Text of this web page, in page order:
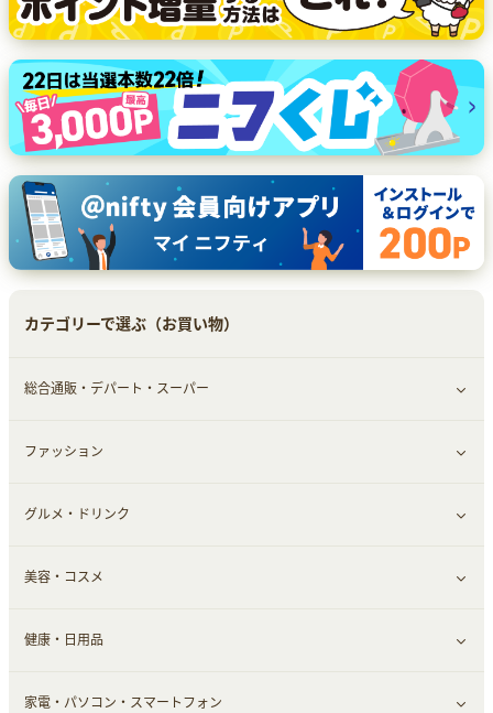
カテゴリーで選ぶ（お買い物）
総合通販・デパート・スーパー
すべて見る
総合通販
デパート・スーパー
ファッション
すべて見る
ファッション
インナー・下着
靴・フットウェア
グルメ・ドリンク
すべて見る
グルメ
ドリンク
美容・コスメ
すべて見る
スキンケア
健康・日用品
すべて見る
家電・パソコン・スマートフォン